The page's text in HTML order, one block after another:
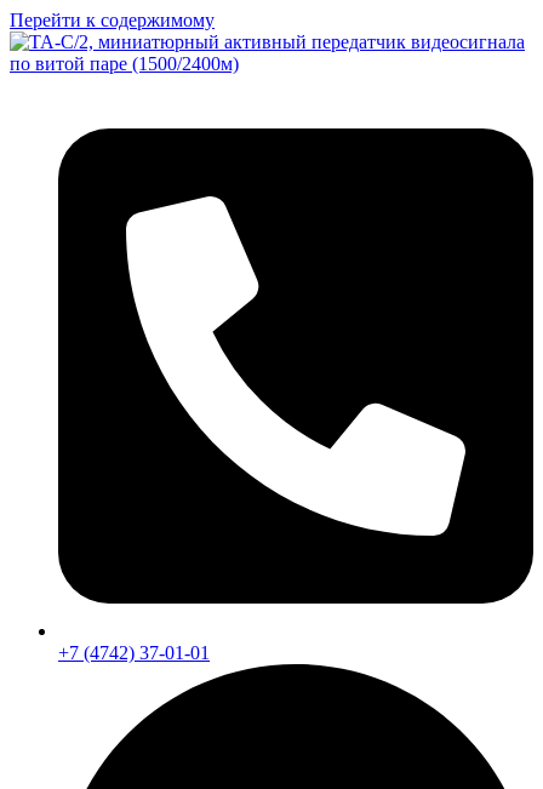
Перейти к содержимому
+7 (4742) 37-01-01